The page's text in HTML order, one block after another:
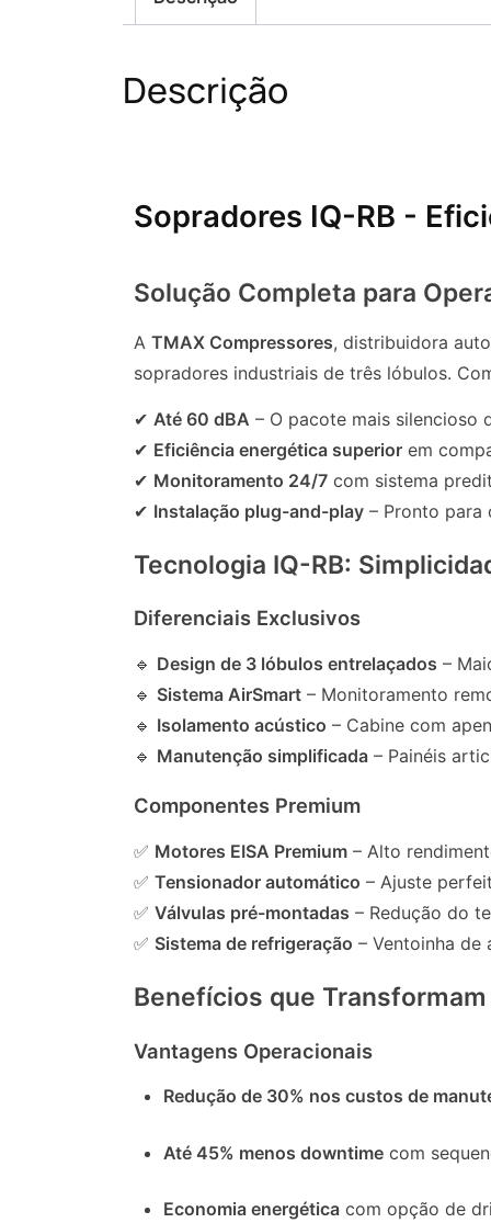
Descrição
Sopradores IQ-RB -
Solução Completa para
A TMAX Compressores, distribuidora
sopradores industriais de três lóbulos.
✔ Até 60 dBA – O pacote mais silencioso
✔ Eficiência energética superior em
✔ Monitoramento 24/7 com sistema
✔ Instalação plug-and-play – Pronto para
Tecnologia IQ-RB:
Diferenciais Exclusivos
🔹 Design de 3 lóbulos entrelaçados –
🔹 Sistema AirSmart – Monitoramento
🔹 Isolamento acústico – Cabine com
🔹 Manutenção simplificada – Painéis
Componentes Premium
✅ Motores EISA Premium – Alto
✅ Tensionador automático – Ajuste
✅ Válvulas pré-montadas – Redução do
✅ Sistema de refrigeração – Ventoinha de
Benefícios que
Vantagens Operacionais
Redução de 30% nos custos de
Até 45% menos downtime com
Economia energética com opção de